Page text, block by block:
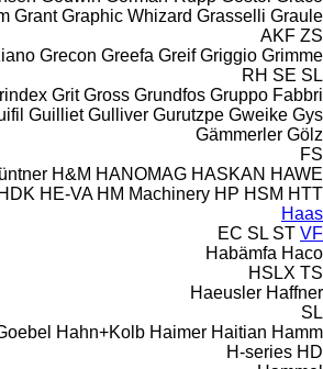
Grant Graphic Whizard Grasselli Graule
AKF ZS
Grecon Greefa Greif Griggio Grimme
RH SE SL
Grit Gross Grundfos Gruppo Fabbri
Guilliet Gulliver Gurutzpe Gweike Gys
Gämmerler Gölz
FS
H&M HANOMAG HASKAN HAWE
HDK HE-VA HM Machinery HP HSM HTT
Haas
EC SL ST VF
Habämfa Haco
HSLX TS
Haeusler Haffner
SL
Hahn+Kolb Haimer Haitian Hamm
H-series HD